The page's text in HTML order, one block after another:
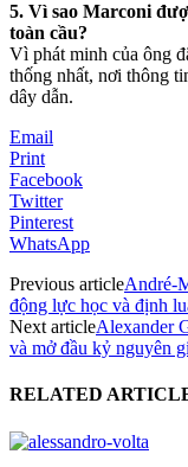
5. Vì sao Marconi
toàn cầu?
Vì phát minh của ông
thống nhất, nơi thông
dây dẫn.
Email
Print
Facebook
Twitter
Pinterest
WhatsApp
Previous articleAndré-
động lực học và định
Next articleAlexander
và mở đầu kỷ nguyên
RELATED